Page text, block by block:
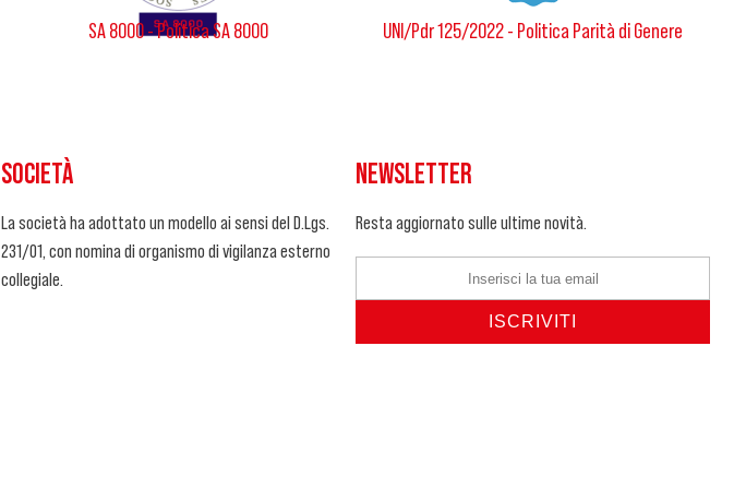
SA 8000 - Politica SA 8000 UNI/Pdr 125/2022 - Politica Parità di Genere
SOCIETÀ
La società ha adottato un modello ai sensi del D.Lgs.
231/01, con nomina di organismo di vigilanza esterno
collegiale.
NEWSLETTER
Resta aggiornato sulle ultime novità.